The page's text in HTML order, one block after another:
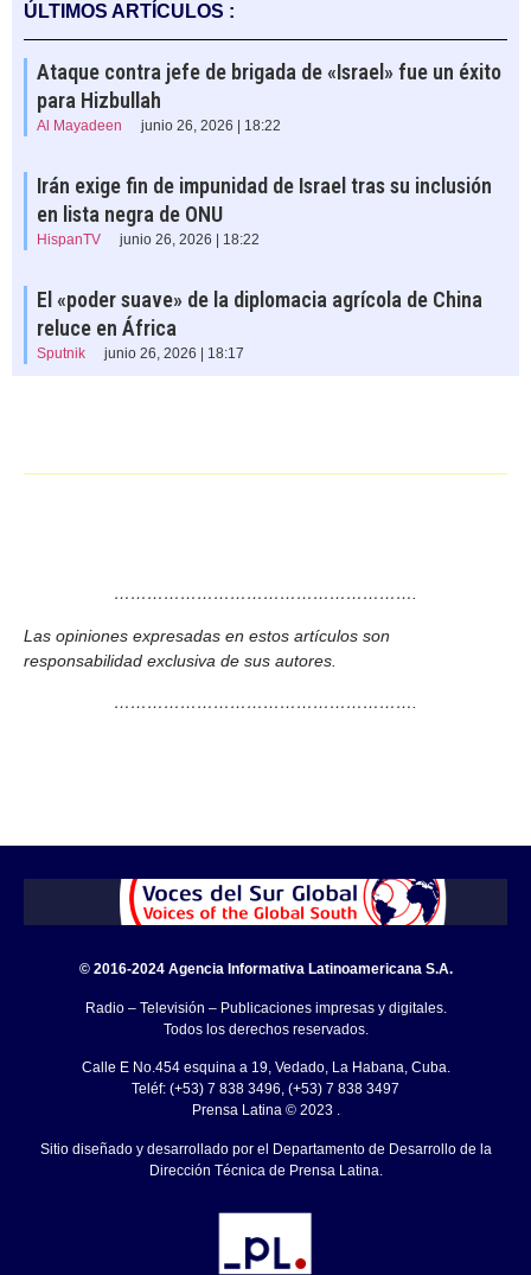
ÚLTIMOS ARTÍCULOS :
Ataque contra jefe de brigada de «Israel» fue un éxito
para Hizbullah
Al Mayadeen junio 26, 2026 | 18:22
Irán exige fin de impunidad de Israel tras su inclusión
en lista negra de ONU
HispanTV junio 26, 2026 | 18:22
El «poder suave» de la diplomacia agrícola de China
reluce en África
Sputnik junio 26, 2026 | 18:17
……………………………………………….
Las opiniones expresadas en estos artículos son
responsabilidad exclusiva de sus autores.
……………………………………………….
© 2016-2024 Agencia Informativa Latinoamericana S.A.
Radio – Televisión – Publicaciones impresas y digitales.
Todos los derechos reservados.
Calle E No.454 esquina a 19, Vedado, La Habana, Cuba.
Teléf: (+53) 7 838 3496, (+53) 7 838 3497
Prensa Latina © 2023 .
Sitio diseñado y desarrollado por el Departamento de Desarrollo de la
Dirección Técnica de Prensa Latina.